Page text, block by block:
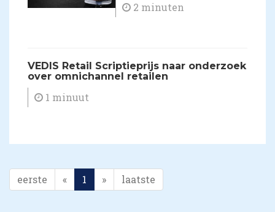
2 minuten
VEDIS Retail Scriptieprijs naar onderzoek
over omnichannel retailen
1 minuut
eerste « 1 » laatste